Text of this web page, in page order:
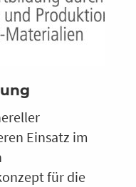
Einsatz im
für die